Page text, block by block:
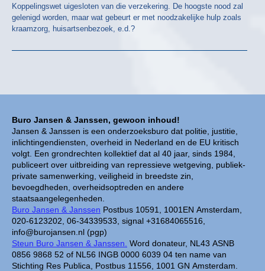
Buro Jansen & Janssen, gewoon inhoud!
Jansen & Janssen is een onderzoeksburo dat politie, justitie,
inlichtingendiensten, overheid in Nederland en de EU kritisch
volgt. Een grondrechten kollektief dat al 40 jaar, sinds 1984,
publiceert over uitbreiding van repressieve wetgeving, publiek-
private samenwerking, veiligheid in breedste zin,
bevoegdheden, overheidsoptreden en andere
staatsaangelegenheden.
Buro Jansen & Janssen Postbus 10591, 1001EN Amsterdam,
020-6123202, 06-34339533, signal +31684065516,
info@burojansen.nl (pgp)
Steun Buro Jansen & Janssen. Word donateur, NL43 ASNB
0856 9868 52 of NL56 INGB 0000 6039 04 ten name van
Stichting Res Publica, Postbus 11556, 1001 GN Amsterdam.
Koppelingswet uigesloten van die verzekering. De hoogste nood zal
gelenigd worden, maar wat gebeurt er met noodzakelijke hulp zoals
kraamzorg, huisartsenbezoek, e.d.?